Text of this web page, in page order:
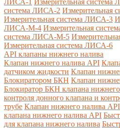
система ЛИСА-2 Измерительная
Измерительная система ЛИСА-3
ЛИСА-М-4 Измерительная
система ЛИСА-М-5
Измерительная система ЛИСА-6
API клапаны нижнего налива
Клапан нижнего налива API
датчиком жидкости Клапан
Блокиратором БКН Клапан
Блокиратор БКН клапана
контроля донного клапана и
трубе Клапан нижнего налива
клапана нижнего налива API
для клапана нижнего налива